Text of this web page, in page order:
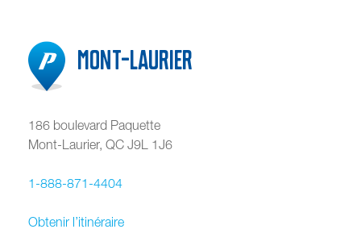
Mont-Laurier
186 boulevard Paquette
Mont-Laurier, QC J9L 1J6
1-888-871-4404
Obtenir l’itinéraire